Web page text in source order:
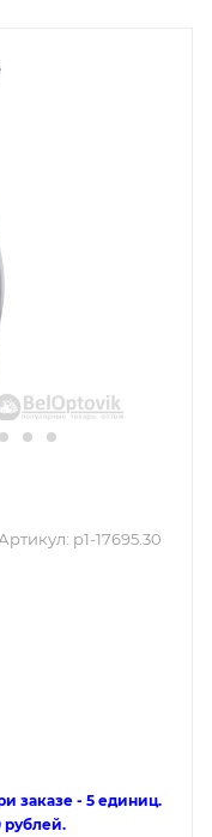
Артикул: p1-17695.30
заказе - 5 единиц.
рублей.